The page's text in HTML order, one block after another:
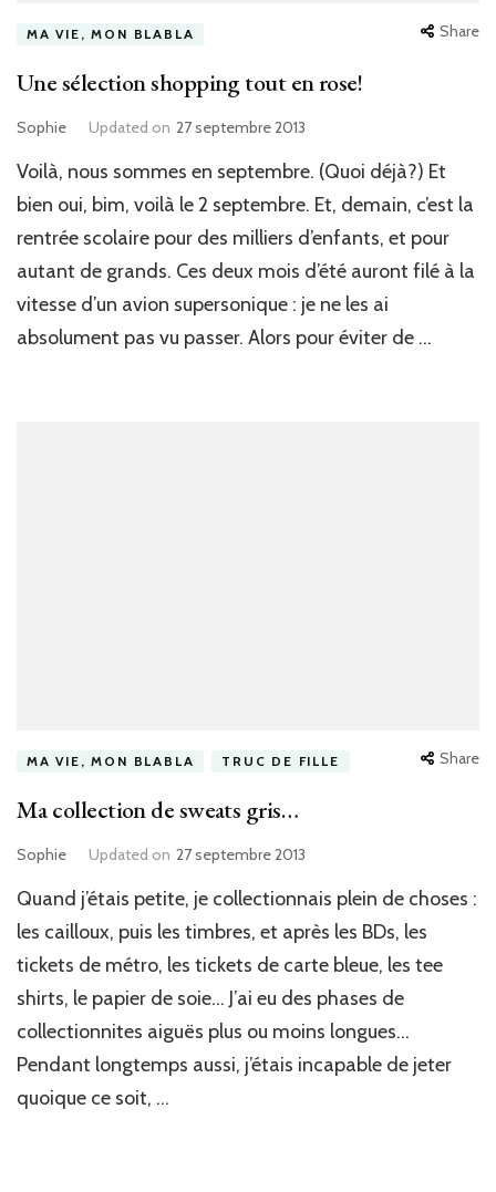
MA VIE, MON BLABLA Share
Une sélection shopping tout en rose!
Sophie Updated on 27 septembre 2013
Voilà, nous sommes en septembre. (Quoi déjà?) Et
bien oui, bim, voilà le 2 septembre. Et, demain, c’est la
rentrée scolaire pour des milliers d’enfants, et pour
autant de grands. Ces deux mois d’été auront filé à la
vitesse d’un avion supersonique : je ne les ai
absolument pas vu passer. Alors pour éviter de …
MA VIE, MON BLABLA TRUC DE FILLE Share
Ma collection de sweats gris…
Sophie Updated on 27 septembre 2013
Quand j’étais petite, je collectionnais plein de choses :
les cailloux, puis les timbres, et après les BDs, les
tickets de métro, les tickets de carte bleue, les tee
shirts, le papier de soie… J’ai eu des phases de
collectionnites aiguës plus ou moins longues…
Pendant longtemps aussi, j’étais incapable de jeter
quoique ce soit, …